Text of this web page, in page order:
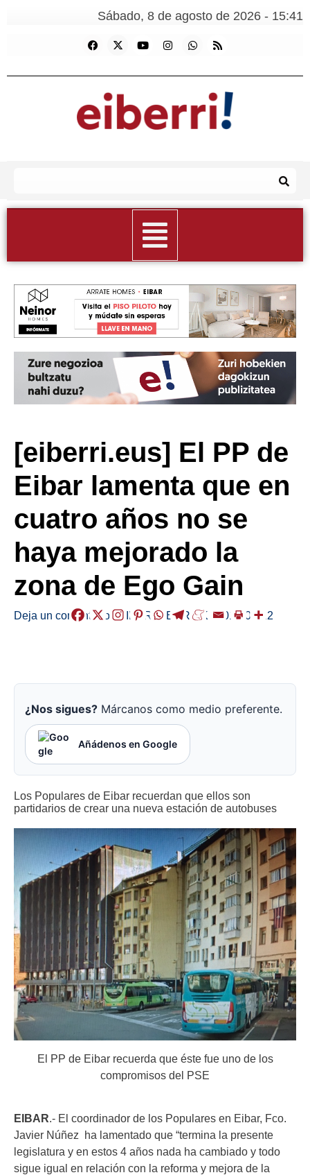
Sábado, 8 de agosto de 2026 - 15:41
[eiberri.eus] El PP de
Eibar lamenta que en
cuatro años no se
haya mejorado la
zona de Ego Gain
Deja un comentario /EIBAR ,HERRIAK /2019-03-12
¿Nos sigues? Márcanos como medio preferente.
Añádenos en Google
Los Populares de Eibar recuerdan que ellos son
partidarios de crear una nueva estación de autobuses
El PP de Eibar recuerda que éste fue uno de los
compromisos del PSE
EIBAR .- El coordinador de los Populares en Eibar, Fco.
Javier Núñez ha lamentado que “termina la presente
legislatura y en estos 4 años nada ha cambiado y todo
sigue igual en relación con la reforma y mejora de la